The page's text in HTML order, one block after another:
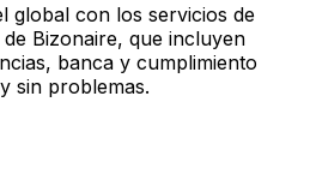
global con los servicios de
Bizonaire, que incluyen
banca y cumplimiento
sin problemas.